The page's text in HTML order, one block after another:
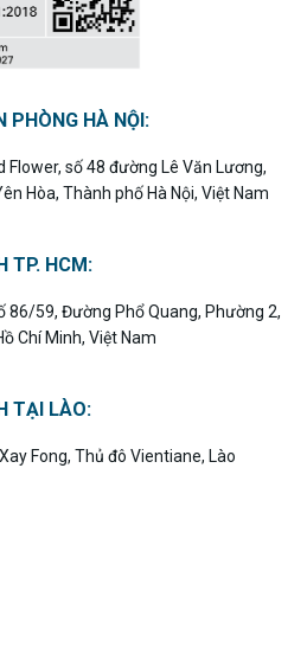
PHÒNG HÀ NỘI:
số 48 đường Lê Văn Lương,
Hòa, Thành phố Hà Nội, Việt Nam
TP. HCM:
86/59, Đường Phổ Quang, Phường 2,
Chí Minh, Việt Nam
TẠI LÀO:
Fong, Thủ đô Vientiane, Lào